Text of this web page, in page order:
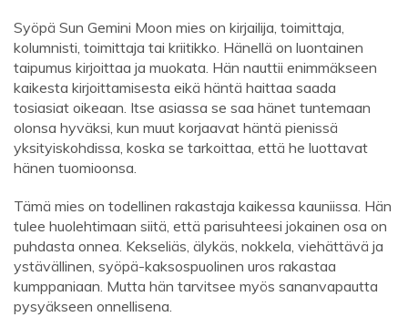
Syöpä Sun Gemini Moon mies on kirjailija, toimittaja,
kolumnisti, toimittaja tai kriitikko. Hänellä on luontainen
taipumus kirjoittaa ja muokata. Hän nauttii enimmäkseen
kaikesta kirjoittamisesta eikä häntä haittaa saada
tosiasiat oikeaan. Itse asiassa se saa hänet tuntemaan
olonsa hyväksi, kun muut korjaavat häntä pienissä
yksityiskohdissa, koska se tarkoittaa, että he luottavat
hänen tuomioonsa.
Tämä mies on todellinen rakastaja kaikessa kauniissa. Hän
tulee huolehtimaan siitä, että parisuhteesi jokainen osa on
puhdasta onnea. Kekseliäs, älykäs, nokkela, viehättävä ja
ystävällinen, syöpä-kaksospuolinen uros rakastaa
kumppaniaan. Mutta hän tarvitsee myös sananvapautta
pysyäkseen onnellisena.